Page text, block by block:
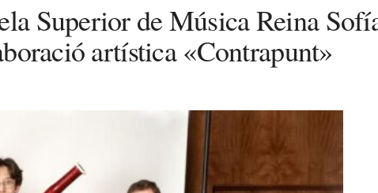
Superior de Música Reina
artística «Contrapunt»